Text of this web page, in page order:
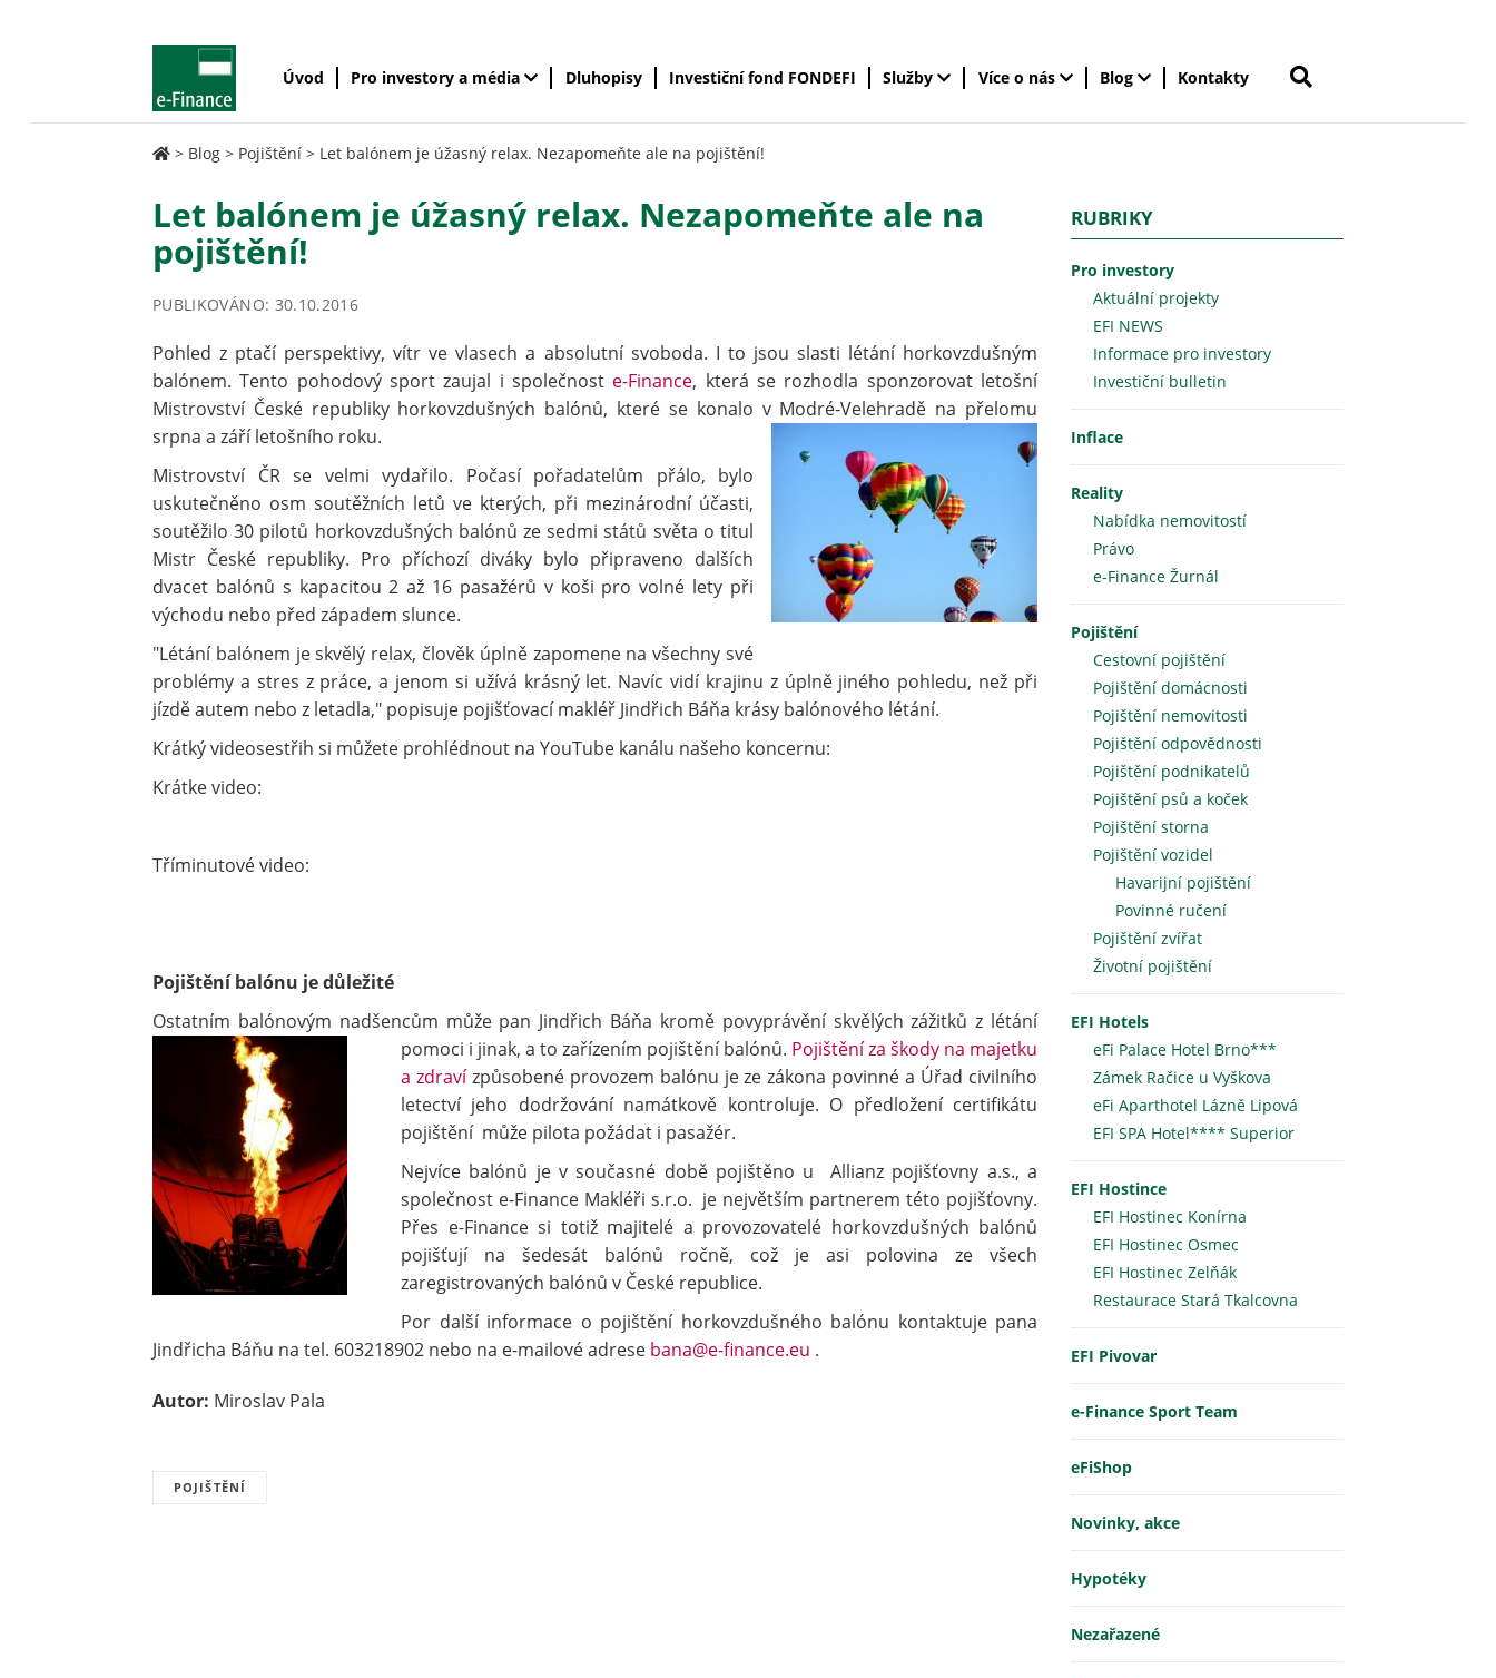
Úvod Pro investory a média Dluhopisy Investiční fond FONDEFI Služby Více o nás Blog Kontakty
> Blog > Pojištění > Let balónem je úžasný relax. Nezapomeňte ale na pojištění!
Let balónem je úžasný relax. Nezapomeňte ale na
pojištění!
PUBLIKOVÁNO: 30.10.2016
Pohled z ptačí perspektivy, vítr ve vlasech a absolutní svoboda. I to jsou slasti létání horkovzdušným
balónem. Tento pohodový sport zaujal i společnost e-Finance, která se rozhodla sponzorovat letošní
Mistrovství České republiky horkovzdušných balónů, které se konalo v Modré-Velehradě na přelomu
srpna a září letošního roku.
Mistrovství ČR se velmi vydařilo. Počasí pořadatelům přálo, bylo
uskutečněno osm soutěžních letů ve kterých, při mezinárodní účasti,
soutěžilo 30 pilotů horkovzdušných balónů ze sedmi států světa o titul
Mistr České republiky. Pro příchozí diváky bylo připraveno dalších
dvacet balónů s kapacitou 2 až 16 pasažérů v koši pro volné lety při
východu nebo před západem slunce.
"Létání balónem je skvělý relax, člověk úplně zapomene na všechny své
problémy a stres z práce, a jenom si užívá krásný let. Navíc vidí krajinu z úplně jiného pohledu, než při
jízdě autem nebo z letadla," popisuje pojišťovací makléř Jindřich Báňa krásy balónového létání.
Krátký videosestřih si můžete prohlédnout na YouTube kanálu našeho koncernu:
Krátke video:
Tříminutové video:
Pojištění balónu je důležité
Ostatním balónovým nadšencům může pan Jindřich Báňa kromě povyprávění skvělýchzážitků z létání
pomoci i jinak, a to zařízením pojištění balónů. Pojištění za škody na majetku
a zdravízpůsobené provozem balónu je ze zákona povinné a Úřad civilního
letectví jeho dodržování namátkově kontroluje. O předložení certifikátu
pojištění může pilota požádat i pasažér.
Nejvíce balónů je v současné době pojištěno u Allianz pojišťovny a.s., a
společnost e-Finance Makléři s.r.o. je největším partnerem této pojišťovny.
Přes e-Finance si totiž majitelé a provozovatelé horkovzdušných balónů
pojišťují na šedesát balónů ročně, což je asi polovina ze všech
zaregistrovaných balónů v České republice.
Por další informace o pojištění horkovzdušného balónu kontaktuje pana
Jindřicha Báňu na tel. 603218902 nebo na e-mailové adrese bana@e-finance.eu .
Autor: Miroslav Pala
POJIŠTĚNÍ
RUBRIKY
Pro investory
Aktuální projekty
EFI NEWS
Informace pro investory
Investiční bulletin
Inflace
Reality
Nabídka nemovitostí
Právo
e-Finance Žurnál
Pojištění
Cestovní pojištění
Pojištění domácnosti
Pojištění nemovitosti
Pojištění odpovědnosti
Pojištění podnikatelů
Pojištění psů a koček
Pojištění storna
Pojištění vozidel
Havarijní pojištění
Povinné ručení
Pojištění zvířat
Životní pojištění
EFI Hotels
eFi Palace Hotel Brno***
Zámek Račice u Vyškova
eFi Aparthotel Lázně Lipová
EFI SPA Hotel**** Superior
EFI Hostince
EFI Hostinec Konírna
EFI Hostinec Osmec
EFI Hostinec Zelňák
Restaurace Stará Tkalcovna
EFI Pivovar
e-Finance Sport Team
eFiShop
Novinky, akce
Hypotéky
Nezařazené